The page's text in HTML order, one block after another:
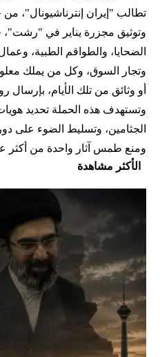
تطالب "إيران إنترناشيونال"،
وتوثيق مجزرة يناير في "رشت"،
الضحايا، والطواقم الطبية،
وتجار السوق، وكل من يملك
أو وثائق من تلك الأيام، بإرسال
وتستهدف هذه الحملة تحديد
الجثامين، وتسليط الضوء على
ومنع طمس آثار واحدة من أكثر
الأكثر مشاهدة